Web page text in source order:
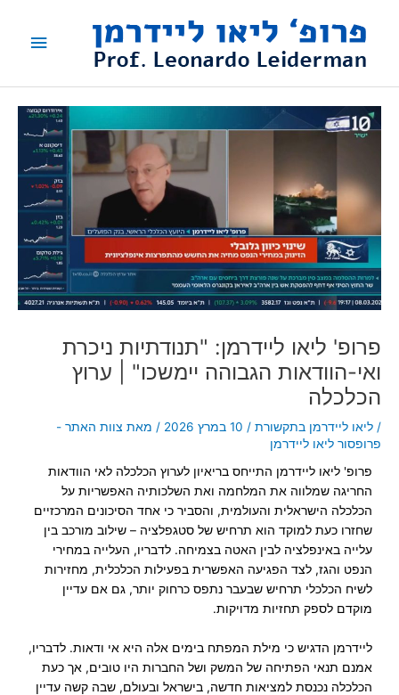
ראשי
פרופ' ליאו ליידרמן: "תנודתיות ניכרת
ואי-הוודאות הגבוהה יימשכו" | ערוץ
הכלכלה
/ ליאו ליידרמן בתקשורת / 10 במרץ 2026 / מאת צוות האתר -
פרופסור ליאו ליידרמן
פרופ' ליאו ליידרמן התייחס בריאיון לערוץ הכלכלה לאי הוודאות
החריגה שמלווה את המלחמה ואת השלכותיה האפשריות על
הכלכלה הישראלית והעולמית, והסביר כי אחד הסיכונים המרכזיים
שחזרו כעת למוקד הוא תרחיש של סטגפלציה – שילוב מורכב בין
עלייה באינפלציה לבין האטה בצמיחה. לדבריו, העלייה במחירי
הנפט והגז, לצד הפגיעה האפשרית בפעילות הכלכלית, מחזירות
לשיח הכלכלי תרחיש שבעבר נתפס כרחוק יותר, גם אם עדיין
מוקדם לספק תחזיות מדויקות.
ליידרמן הדגיש כי מילת המפתח בימים אלה היא אי ודאות. לדבריו,
אמנם תנאי הפתיחה של המשק ושל החברות היו טובים, אך כעת
הכלכלה נכנסת למציאות חדשה, בישראל ובעולם, שבה קשה עדיין